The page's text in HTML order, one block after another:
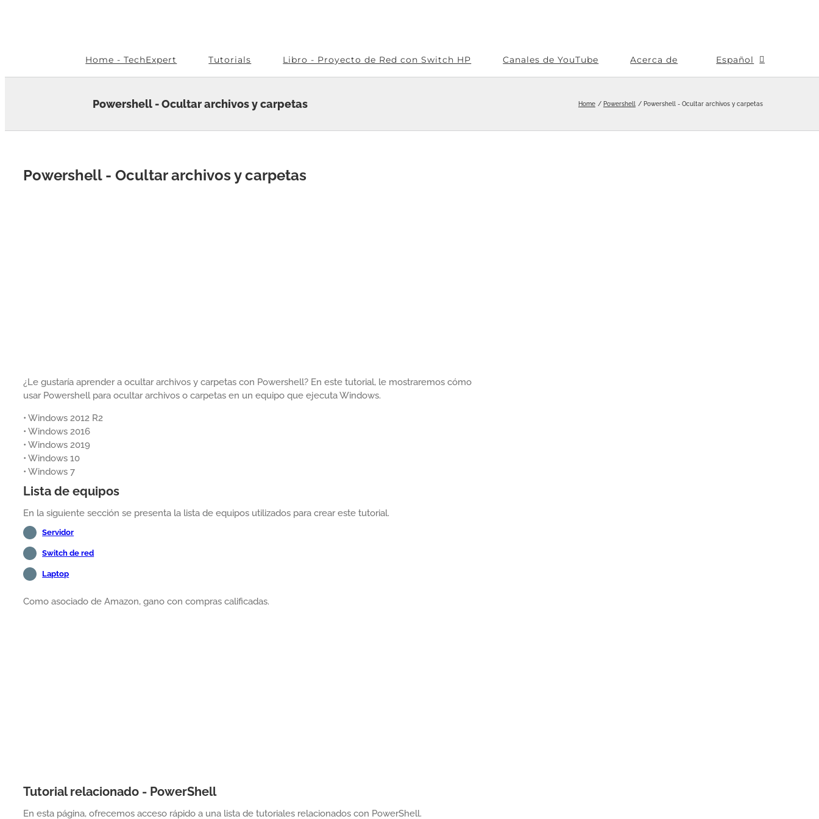
Home - TechExpert
Tutorials Libro - Proyecto de Red con Switch HP Canales de YouTube Acerca de Español
Powershell - Ocultar archivos y carpetas Home Powershell Powershell - Ocultar archivos y carpetas
Powershell - Ocultar archivos y carpetas
¿Le gustaría aprender a ocultar archivos y carpetas con Powershell? En este tutorial, le mostraremos cómo
usar Powershell para ocultar archivos o carpetas en un equipo que ejecuta Windows.
• Windows 2012 R2
• Windows 2016
• Windows 2019
• Windows 10
• Windows 7
Lista de equipos
En la siguiente sección se presenta la lista de equipos utilizados para crear este tutorial.
Servidor
Switch de red
Laptop
Como asociado de Amazon, gano con compras calificadas.
Tutorial relacionado - PowerShell
En esta página, ofrecemos acceso rápido a una lista de tutoriales relacionados con PowerShell.